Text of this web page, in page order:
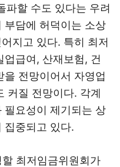
파할 수도 있다는 우려
부담에 허덕이는 소상
지고 있다. 특히 최저
급여, 산재보험, 건
전망이어서 자영업
커질 전망이다. 각계
필요성이 제기되는 상
집중되고 있다.
최저임금위원회가